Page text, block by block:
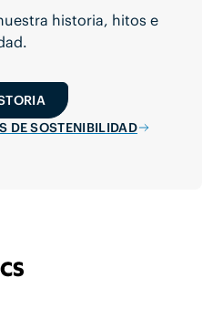
historia, hitos e
DE SOSTENIBILIDAD